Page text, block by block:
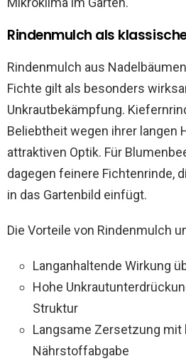
Rindenmulch als
Rindenmulch aus
Fichte gilt als besonders
Unkrautbekämpfung.
Beliebtheit wegen ihrer langen
attraktiven Optik. Für
dagegen feinere Fichtenrinde,
in das Gartenbild einfügt.
Die Vorteile von Rindenmulch
Langanhaltende Wirkung
Hohe
Struktur
Langsame Zersetzung
Nährstoffabgabe